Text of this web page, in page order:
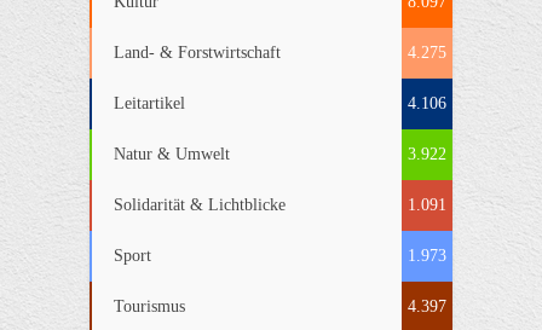
Land- & Forstwirtschaft 4.275
Leitartikel 4.106
Natur & Umwelt 3.922
Solidarität & Lichtblicke 1.091
Sport 1.973
Tourismus 4.397